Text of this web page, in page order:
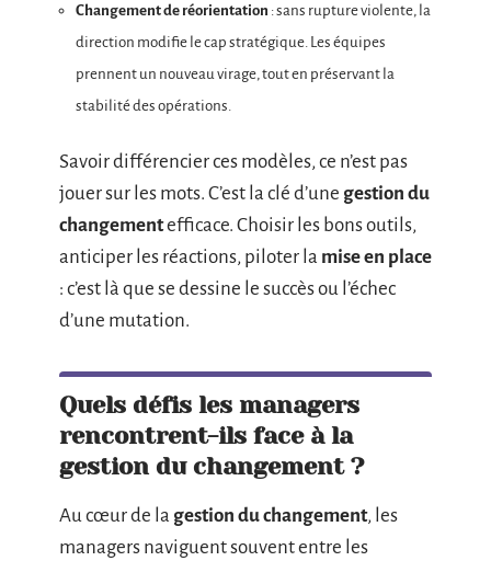
Changement de réorientation : sans rupture violente, la
direction modifie le cap stratégique. Les équipes
prennent un nouveau virage, tout en préservant la
stabilité des opérations.
Savoir différencier ces modèles, ce n’est pas
jouer sur les mots. C’est la clé d’une gestion du
changementefficace. Choisir les bons outils,
anticiper les réactions, piloter la mise en place
: c’est là que se dessine le succès ou l’échec
d’une mutation.
Quels défis les managers
rencontrent-ils face à la
gestion du changement ?
Au cœur de la gestion du changement, les
managers naviguent souvent entre les